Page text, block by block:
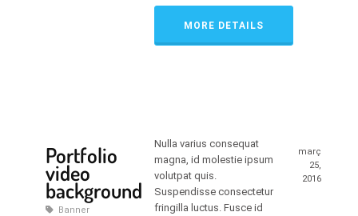
MORE DETAILS
Portfolio
video
background
Banner
març
25,
2016
Nulla varius consequat
magna, id molestie ipsum
volutpat quis.
Suspendisse consectetur
fringilla luctus. Fusce id